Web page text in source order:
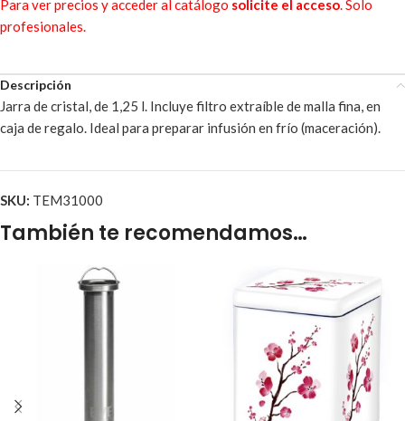
Para ver precios y acceder al catálogo solicite el acceso. Solo
profesionales.
Descripción
Jarra de cristal, de 1,25 l. Incluye filtro extraíble de malla fina, en
caja de regalo. Ideal para preparar infusión en frío (maceración).
SKU: TEM31000
También te recomendamos…